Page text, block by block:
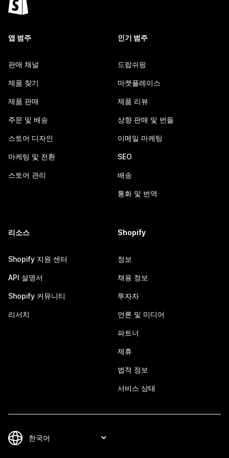
앱 범주
판매 채널
제품 찾기
제품 판매
주문 및 배송
스토어 디자인
마케팅 및 전환
스토어 관리
인기 범주
드랍쉬핑
마켓플레이스
제품 리뷰
상향 판매 및 번들
이메일 마케팅
SEO
배송
통화 및 번역
리소스
Shopify 지원 센터
API 설명서
Shopify 커뮤니티
리서치
Shopify
정보
채용 정보
투자자
언론 및 미디어
파트너
제휴
법적 정보
서비스 상태